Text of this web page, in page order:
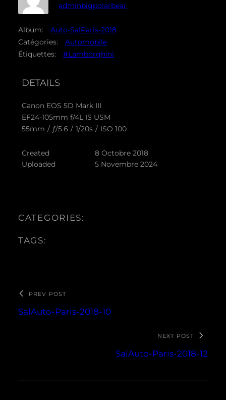
adminbigpolarbear
Album:
Auto-SalParis-2018
Catégories:
Automobile
Étiquettes:
#Lamborghini
DETAILS
Canon EOS 5D Mark III
EF24-105mm f/4L IS USM
55mm / ƒ/5.6 / 1/20s / ISO 100
Created
8 Octobre 2018
Uploaded
5 Novembre 2024
CATEGORIES:
TAGS:
PREV POST
SalAuto-Paris-2018-10
NEXT POST
SalAuto-Paris-2018-12